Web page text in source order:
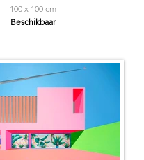
100 x 100 cm
Beschikbaar